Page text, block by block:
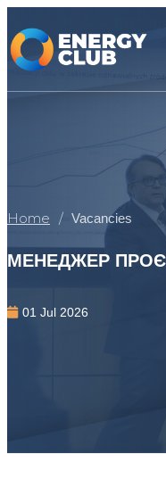
Home Vacancies
МЕНЕДЖЕР
01 Jul 2026